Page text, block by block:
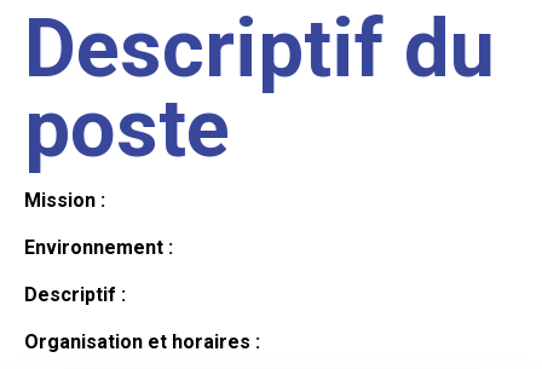
Descriptif du
poste
Mission :
Environnement :
Descriptif :
Organisation et horaires :